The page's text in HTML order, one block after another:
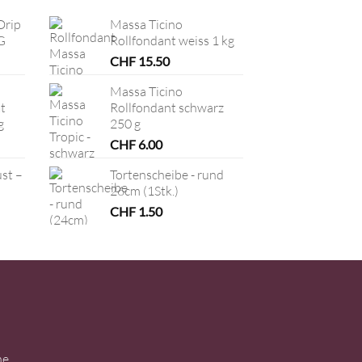
–
Massa Ticino
Rollfondant weiss 1 kg
CHF15.50
Massa Ticino
Rollfondant schwarz
250 g
CHF6.00
Tortenscheibe - rund
26cm (1Stk.)
CHF1.50